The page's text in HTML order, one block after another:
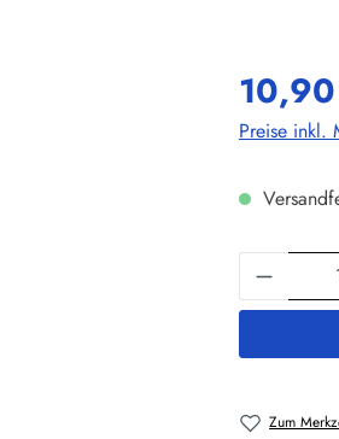
Preise inkl.
Zum